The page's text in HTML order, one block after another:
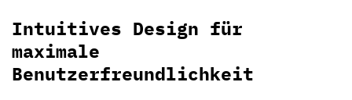
Intuitives Design für
maximale
Benutzerfreundlichkeit